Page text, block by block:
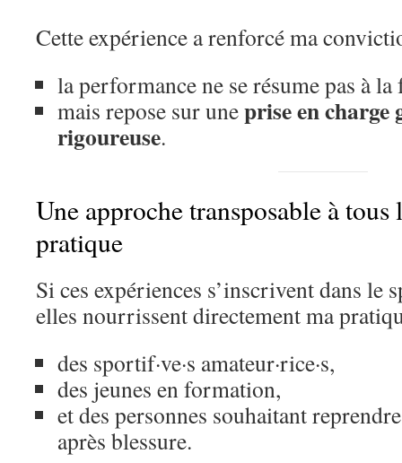
Cette expérience a renforcé ma
la performance ne se résume pas à
mais repose sur uneprise en charge
rigoureuse.
Une approche transposable à tous
pratique
Si ces expériences s’inscrivent dans le
elles nourrissent directement ma
des sportif·ve·s amateur·rice·s,
des jeunes en formation,
et des personnes souhaitant
après blessure.